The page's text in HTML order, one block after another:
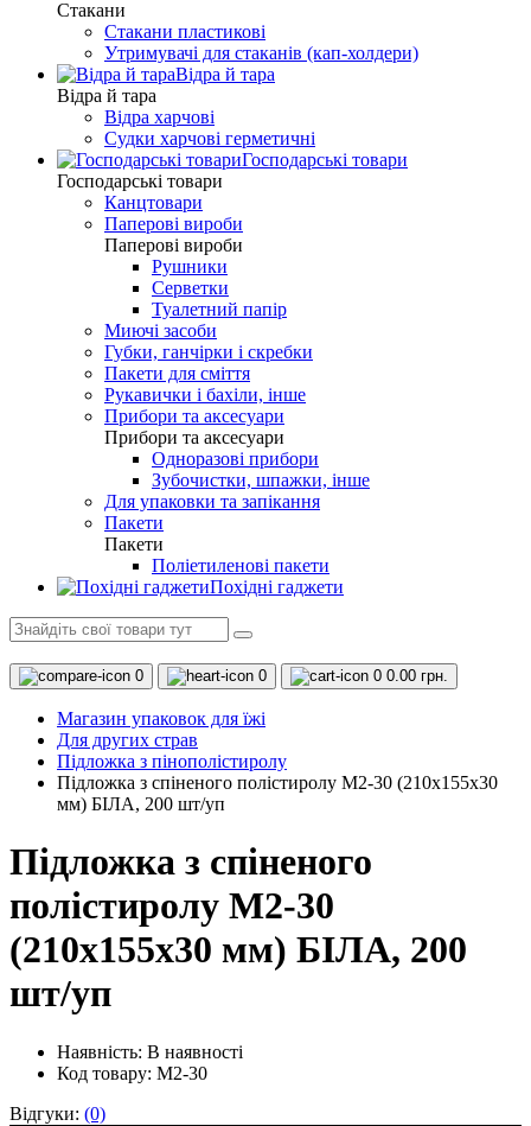
Стакани
Стакани пластикові
Утримувачі для стаканів (кап-холдери)
Відра й тара
Відра й тара
Відра харчові
Судки харчові герметичні
Господарські товари
Господарські товари
Канцтовари
Паперові вироби
Паперові вироби
Рушники
Серветки
Туалетний папір
Миючі засоби
Губки, ганчірки і скребки
Пакети для сміття
Рукавички і бахіли, інше
Прибори та аксесуари
Прибори та аксесуари
Одноразові прибори
Зубочистки, шпажки, інше
Для упаковки та запікання
Пакети
Пакети
Поліетиленові пакети
Похідні гаджети
0 0 0 0.00 грн.
Магазин упаковок для їжі
Для других страв
Підложка з пінополістиролу
Підложка з спіненого полістиролу М2-30 (210х155х30
мм) БІЛА, 200 шт/уп
Підложка з спіненого
полістиролу М2-30
(210х155х30 мм) БІЛА, 200
шт/уп
Наявність: В наявності
Код товару: M2-30
Відгуки: (0)